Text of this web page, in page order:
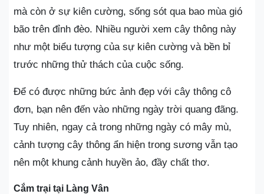
mà còn ở sự kiên cường, sống sót qua bao mùa gió
bão trên đỉnh đèo. Nhiều người xem cây thông này
như một biểu tượng của sự kiên cường và bền bỉ
trước những thử thách của cuộc sống.
Để có được những bức ảnh đẹp với cây thông cô
đơn, bạn nên đến vào những ngày trời quang đãng.
Tuy nhiên, ngay cả trong những ngày có mây mù,
cảnh tượng cây thông ẩn hiện trong sương vẫn tạo
nên một khung cảnh huyền ảo, đầy chất thơ.
Cắm trại tại Làng Vân